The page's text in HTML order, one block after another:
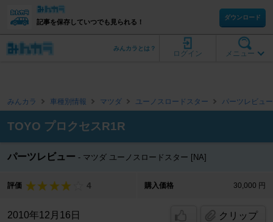
記事を保存していつでも見られる！
ダウンロード
メニュー
ログイン
みんカラとは？
みんカラ 車種別情報 マツダ ユーノスロードスター パーツレビュー
TOYO プロクセスR1R
パーツレビュー マツダ ユーノスロードスター [NA]
評価 4 購入価格 30,000 円
2010年12月16日 クリップ